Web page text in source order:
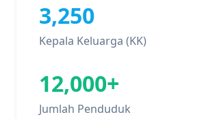
3,250
Kepala Keluarga (KK)
12,000+
Jumlah Penduduk